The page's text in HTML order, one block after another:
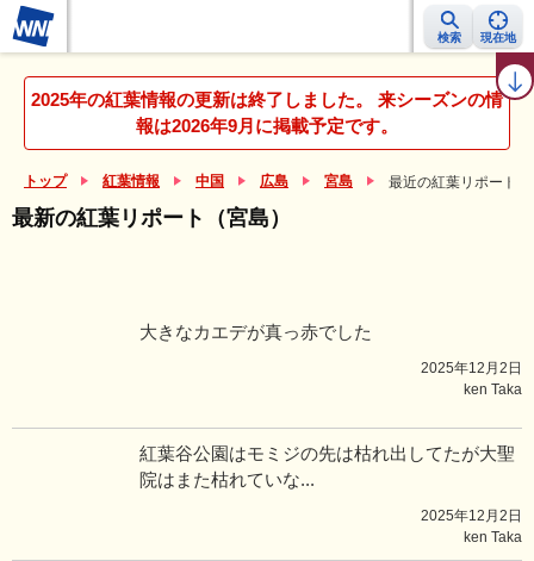
検索 現在地
紅葉レーダー 紅葉ニュース 京都 見頃カレンダー 名所ランキング
2025年の紅葉情報の更新は終了しました。 来シーズンの情
報は2026年9月に掲載予定です。
トップ 紅葉情報 中国 広島 宮島 最近の紅葉リポート
最新の紅葉リポート（宮島）
大きなカエデが真っ赤でした
2025年12月2日
ken Taka
紅葉谷公園はモミジの先は枯れ出してたが大聖
院はまた枯れていな...
2025年12月2日
ken Taka